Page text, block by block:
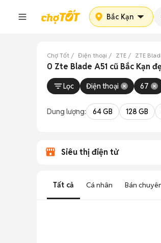
Bắc Kạn
Chợ Tốt Điện thoại ZTE ZTE
0 Zte Blade A51 cũ Bắc Kạn
Lọc Điện thoại 67
Dung lượng: 64 GB 128 GB
Siêu thị điện tử
Tất cả Cá nhân Bán